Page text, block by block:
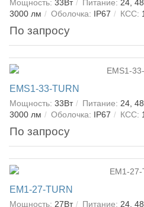
Мощность: 33Вт Питание: 24,
3000 лм
Оболочка: IP67 КСС:
По запросу
EMS1-33-TURN
Мощность: 33Вт Питание: 24,
3000 лм
Оболочка: IP67 КСС:
По запросу
EM1-27-TURN
Мощность: 27Вт Питание: 24,